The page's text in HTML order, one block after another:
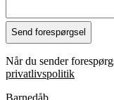
Når du sender
privatlivspolitik
Barnedåb